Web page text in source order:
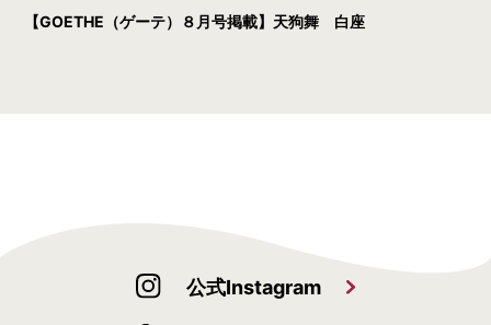
【GOETHE（ゲーテ）８月号掲載】天狗舞 白座
公式Instagram